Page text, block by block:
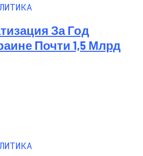
За Год
Почти 1,5 Млрд